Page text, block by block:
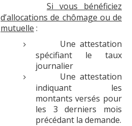
Si vous bénéficiez
d’allocations de chômage ou de
mutuelle :
Une attestation
spécifiant le taux
journalier
Une attestation
indiquant les
montants versés pour
les 3 derniers mois
précédant la demande.